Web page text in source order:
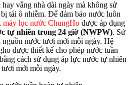
vắng nhà dài ngày mà không sử
tái ô nhiễm. Để đảm bảo nước luôn
máy lọc nước ChungHo được áp dụng
tự nhiên trong 24 giờ (NWPW). Sử
nguồn nước tươi mới mỗi ngày. Hệ
được thiết kế cho phép nước tuần
bằng cách sử dụng áp lực nước tự nhiên
mới mỗi ngày.